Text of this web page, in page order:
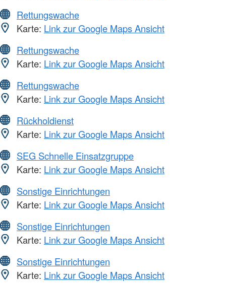
Rettungswache
Karte: Link zur Google Maps Ansicht
Rettungswache
Karte: Link zur Google Maps Ansicht
Rettungswache
Karte: Link zur Google Maps Ansicht
Rückholdienst
Karte: Link zur Google Maps Ansicht
SEG Schnelle Einsatzgruppe
Karte: Link zur Google Maps Ansicht
Sonstige Einrichtungen
Karte: Link zur Google Maps Ansicht
Sonstige Einrichtungen
Karte: Link zur Google Maps Ansicht
Sonstige Einrichtungen
Karte: Link zur Google Maps Ansicht